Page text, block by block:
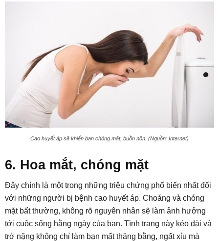
Cao huyết áp sẽ khiến bạn chóng mặt, buồn nôn. (Nguồn: Internet)
6. Hoa mắt, chóng mặt
Đây chính là một trong những triệu chứng phổ biến nhất đối
với những người bị bệnh cao huyết áp. Choáng và chóng
mặt bất thường, không rõ nguyên nhân sẽ làm ảnh hưởng
tới cuộc sống hằng ngày của bạn. Tình trạng này kéo dài và
trở nặng không chỉ làm bạn mất thăng bằng, ngất xỉu mà